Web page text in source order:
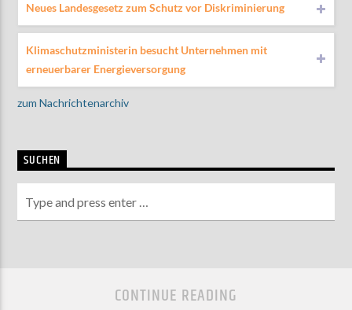
Neues Landesgesetz zum Schutz vor Diskriminierung
Klimaschutzministerin besucht Unternehmen mit
erneuerbarer Energieversorgung
zum Nachrichtenarchiv
SUCHEN
CONTINUE READING